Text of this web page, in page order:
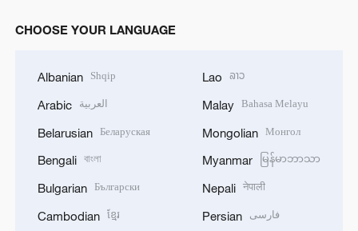
CHOOSE YOUR LANGUAGE
Albanian Shqip
Arabic العربية
Belarusian Беларуская
Bengali বাংলা
Bulgarian Български
Cambodian ខ្មែរ
Lao ລາວ
Malay Bahasa Melayu
Mongolian Монгол
Myanmar မြန်မာဘာသာ
Nepali नेपाली
Persian فارسی